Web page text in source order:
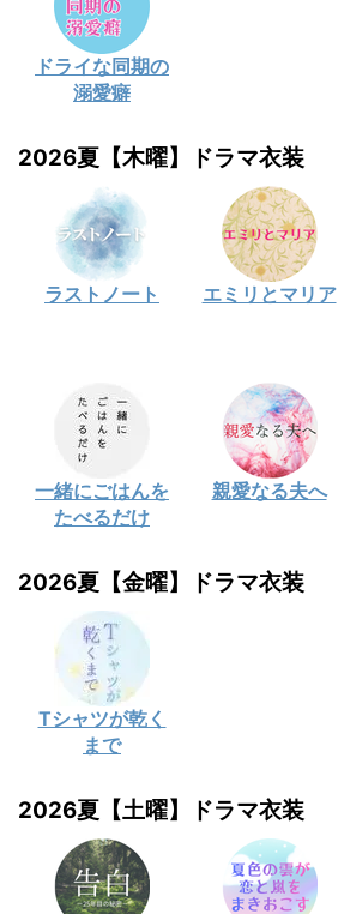
ドライな同期の
溺愛癖
2026夏【木曜】ドラマ衣装
ラストノート エミリとマリア
一緒にごはんを
たべるだけ
親愛なる夫へ
2026夏【金曜】ドラマ衣装
Tシャツが乾く
まで
2026夏【土曜】ドラマ衣装